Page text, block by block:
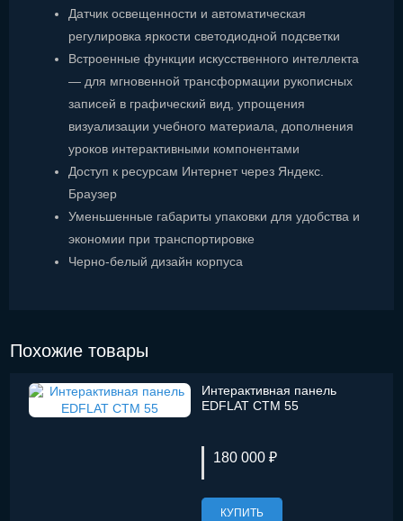
Датчик освещенности и автоматическая
регулировка яркости светодиодной подсветки
Встроенные функции искусственного интеллекта
— для мгновенной трансформации рукописных
записей в графический вид, упрощения
визуализации учебного материала, дополнения
уроков интерактивными компонентами
Доступ к ресурсам Интернет через Яндекс.
Браузер
Уменьшенные габариты упаковки для удобства и
экономии при транспортировке
Черно-белый дизайн корпуса
Похожие товары
Интерактивная панель
EDFLAT CTM 55
180 000 ₽
КУПИТЬ